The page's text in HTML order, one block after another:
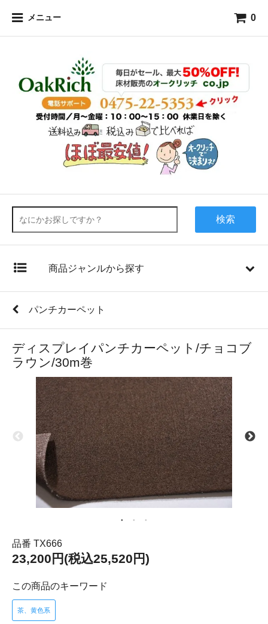
メニュー 0
検索
商品ジャンルから探す
パンチカーペット
ディスプレイパンチカーペット/チョコブ
ラウン/30m巻
品番 TX666
23,200円(税込25,520円)
この商品のキーワード
茶、黄色系